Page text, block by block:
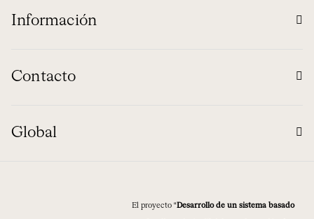
Información
Contacto
Global
El proyecto “Desarrollo de un sistema basado